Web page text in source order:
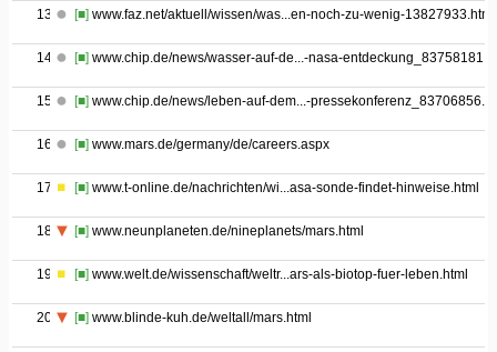
13 [■] www.faz.net/aktuell/wissen/was...en-noch-zu-wenig-13827933.html
14 [■] www.chip.de/news/wasser-auf-de...-nasa-
15 [■] www.chip.de/news/leben-auf-dem...-
16 [■] www.mars.de/germany/de/careers.aspx
17 [■] www.t-online.de/nachrichten/wi...asa-sonde-findet-hinweise.html
18 [■] www.neunplaneten.de/nineplanets/mars.html
19 [■] www.welt.de/wissenschaft/weltr...ars-als-biotop-fuer-leben.html
20 [■] www.blinde-kuh.de/weltall/mars.html